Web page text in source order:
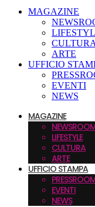
MAGAZINE
CULTURA
ARTE
UFFICIO
EVENTI
NEWS
MAGAZINE
LIFESTYLE
CULTURA
ARTE
UFFICIO STAMPA
EVENTI
NEWS